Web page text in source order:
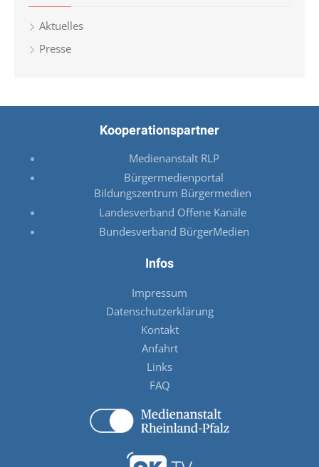
Aktuelles
Presse
Kooperationspartner
Medienanstalt RLP
Bürgermedienportal
Bildungszentrum Bürgermedien
Landesverband Offene Kanäle
Bundesverband BürgerMedien
Infos
Impressum
Datenschutzerklärung
Kontakt
Anfahrt
Links
FAQ